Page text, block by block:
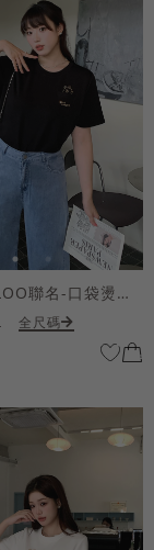
HOOLOOLOO聯名-口袋燙金KUKU熊短袖上衣
全尺碼